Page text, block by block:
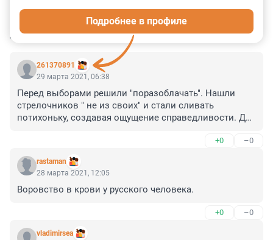
КОММЕНТАРИИ 45
261370891
Подробнее в профиле
29 марта 2021, 06:38
Перед выборами решили "поразоблачать". Нашли
стрелочников " не из своих" и стали сливать
потихоньку, создавая ощущение справедливости. Да
+0 –0
rastaman
28 марта 2021, 12:05
Воровство в крови у русского человека.
+0 –0
vladimirsea